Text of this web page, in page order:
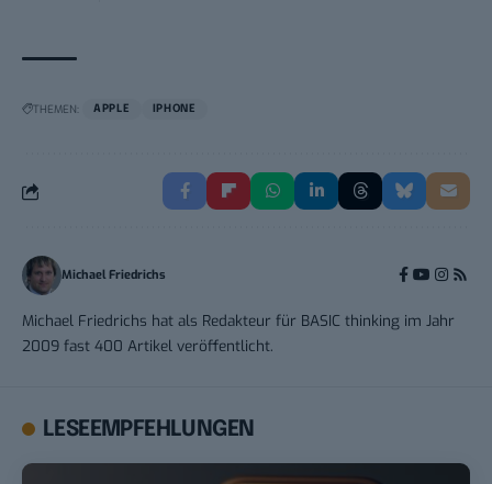
THEMEN: APPLE IPHONE
Michael Friedrichs
Michael Friedrichs hat als Redakteur für BASIC thinking im Jahr
2009 fast 400 Artikel veröffentlicht.
LESEEMPFEHLUNGEN